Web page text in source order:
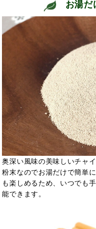
お湯だ
奥深い風味の美味しいチャ
粉末なのでお湯だけで簡単
も楽しめるため、いつでも
能できます。